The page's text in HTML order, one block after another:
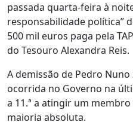
passada quarta-feira à
responsabilidade política”
500 mil euros paga pela
do Tesouro Alexandra Reis.
A demissão de Pedro
ocorrida no Governo na
a 11.ª a atingir um
maioria absoluta.